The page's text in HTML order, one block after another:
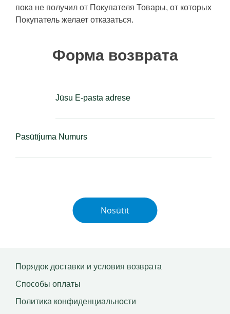
пока не получил от Покупателя Товары, от которых
Покупатель желает отказаться.
Форма возврата
Jūsu E-pasta adrese
Pasūtījuma Numurs
Порядок доставки и условия возврата
Способы оплаты
Политика конфиденциальности